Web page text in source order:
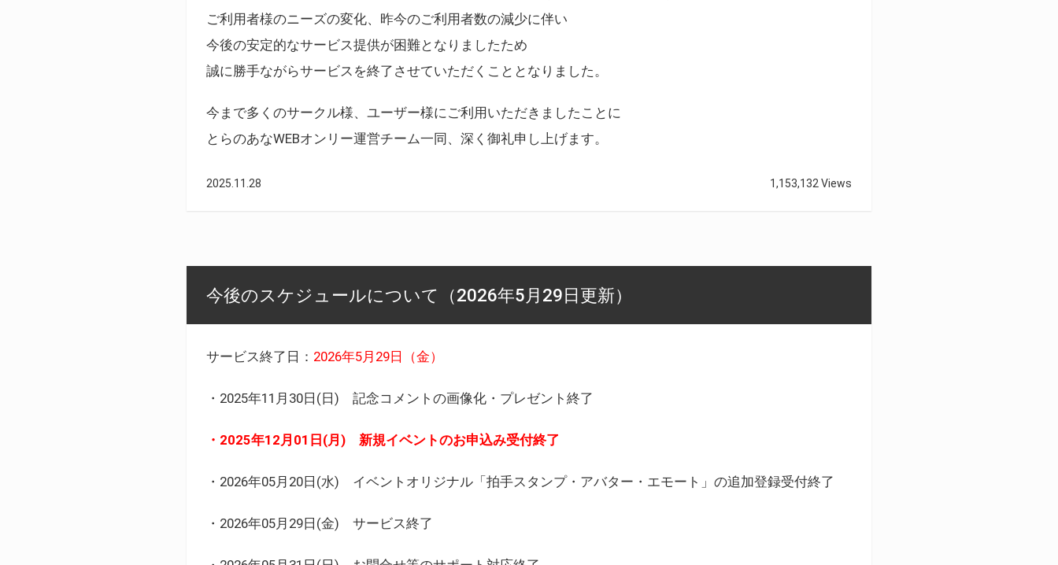
ご利用者様のニーズの変化、昨今のご利用者数の減少に伴い
今後の安定的なサービス提供が困難となりましたため
誠に勝手ながらサービスを終了させていただくこととなりました。
今まで多くのサークル様、ユーザー様にご利用いただきましたことに
とらのあなWEBオンリー運営チーム一同、深く御礼申し上げます。
2025.11.28 1,153,132 Views
今後のスケジュールについて（2026年5月29日更新）
サービス終了日： 2026年5月29日（金）
・2025年11月30日(日) 記念コメントの画像化・プレゼント終了
・2025年12月01日(月) 新規イベントのお申込み受付終了
・2026年05月20日(水) イベントオリジナル「拍手スタンプ・アバター・エモート」の追加登録受付終了
・2026年05月29日(金) サービス終了